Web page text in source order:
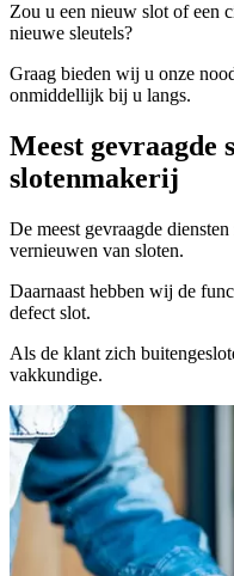
Zou u een nieuw slot of een
nieuwe sleutels?
Graag bieden wij u onze
onmiddellijk bij u langs.
Meest gevraagde
slotenmakerij
De meest gevraagde
vernieuwen van sloten.
Daarnaast hebben wij de
defect slot.
Als de klant zich
vakkundige.